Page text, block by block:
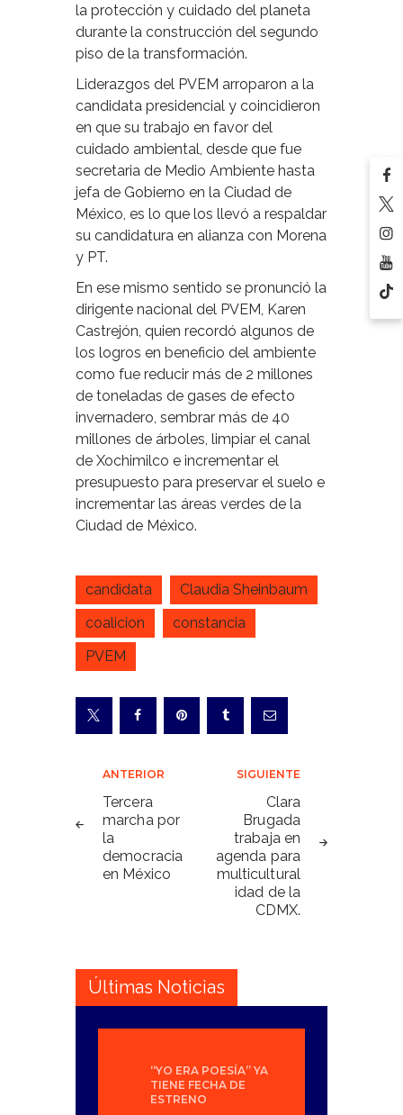
la protección y cuidado del planeta
durante la construcción del segundo
piso de la transformación.
Liderazgos del PVEM arroparon a la
candidata presidencial y coincidieron
en que su trabajo en favor del
cuidado ambiental, desde que fue
secretaria de Medio Ambiente hasta
jefa de Gobierno en la Ciudad de
México, es lo que los llevó a respaldar
su candidatura en alianza con Morena
y PT.
En ese mismo sentido se pronunció la
dirigente nacional del PVEM, Karen
Castrejón, quien recordó algunos de
los logros en beneficio del ambiente
como fue reducir más de 2 millones
de toneladas de gases de efecto
invernadero, sembrar más de 40
millones de árboles, limpiar el canal
de Xochimilco e incrementar el
presupuesto para preservar el suelo e
incrementar las áreas verdes de la
Ciudad de México.
candidata
Claudia Sheinbaum
coalicion
constancia
PVEM
Navegación
de
entradas
ANTERIOR
Tercera
marcha por
la
democracia
en México
SIGUIENTE
Clara
Brugada
trabaja en
agenda para
multicultural
idad de la
CDMX.
Últimas Noticias
“YO ERA POESÍA” YA
TIENE FECHA DE
ESTRENO